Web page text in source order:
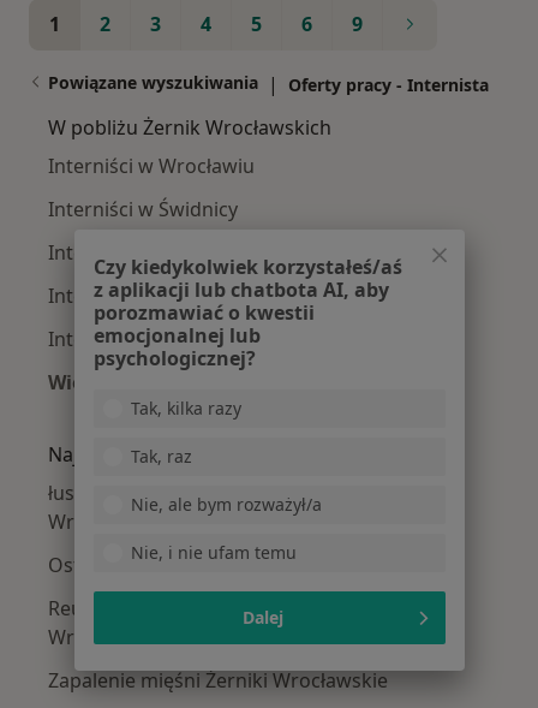
1 2 3 4 5 6 9
Powiązane wyszukiwania | Oferty pracy - Internista
W pobliżu Żernik Wrocławskich
Interniści w Wrocławiu
Interniści w Świdnicy
Interniści w Oleśnicy
Interniści w Dzierżoniowie
Interniści w Brzegu
Więcej (15)
Więcej w kategorii: W pobliżu Żernik
Najczęstsze schorzenia
łuszczycowe zapalenie stawów Żerniki
Wrocławskie
Osteoporoza Żerniki Wrocławskie
Reumatoidalne zapalenie stawów Żerniki
Wrocławskie
Zapalenie mięśni Żerniki Wrocławskie
Czy kiedykolwiek korzystałeś/aś
z aplikacji lub chatbota AI, aby
porozmawiać o kwestii
emocjonalnej lub
psychologicznej?
Tak, kilka razy
Tak, raz
Nie, ale bym rozważył/a
Nie, i nie ufam temu
Dalej